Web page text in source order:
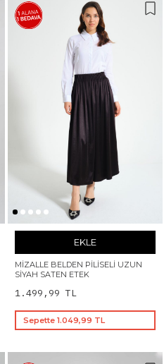
EKLE
MIZALLE BELDEN PILISELI UZUN
SIYAH SATEN ETEK
1.499,99 TL
Sepette 1.049,99 TL